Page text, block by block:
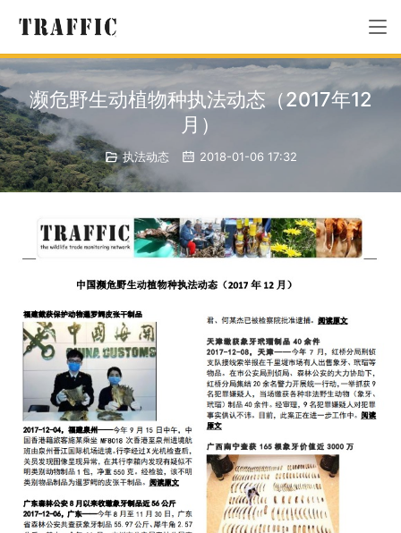
濒危野生动植物种执法动态（2017年12
月）
执法动态 2018-01-06 17:32